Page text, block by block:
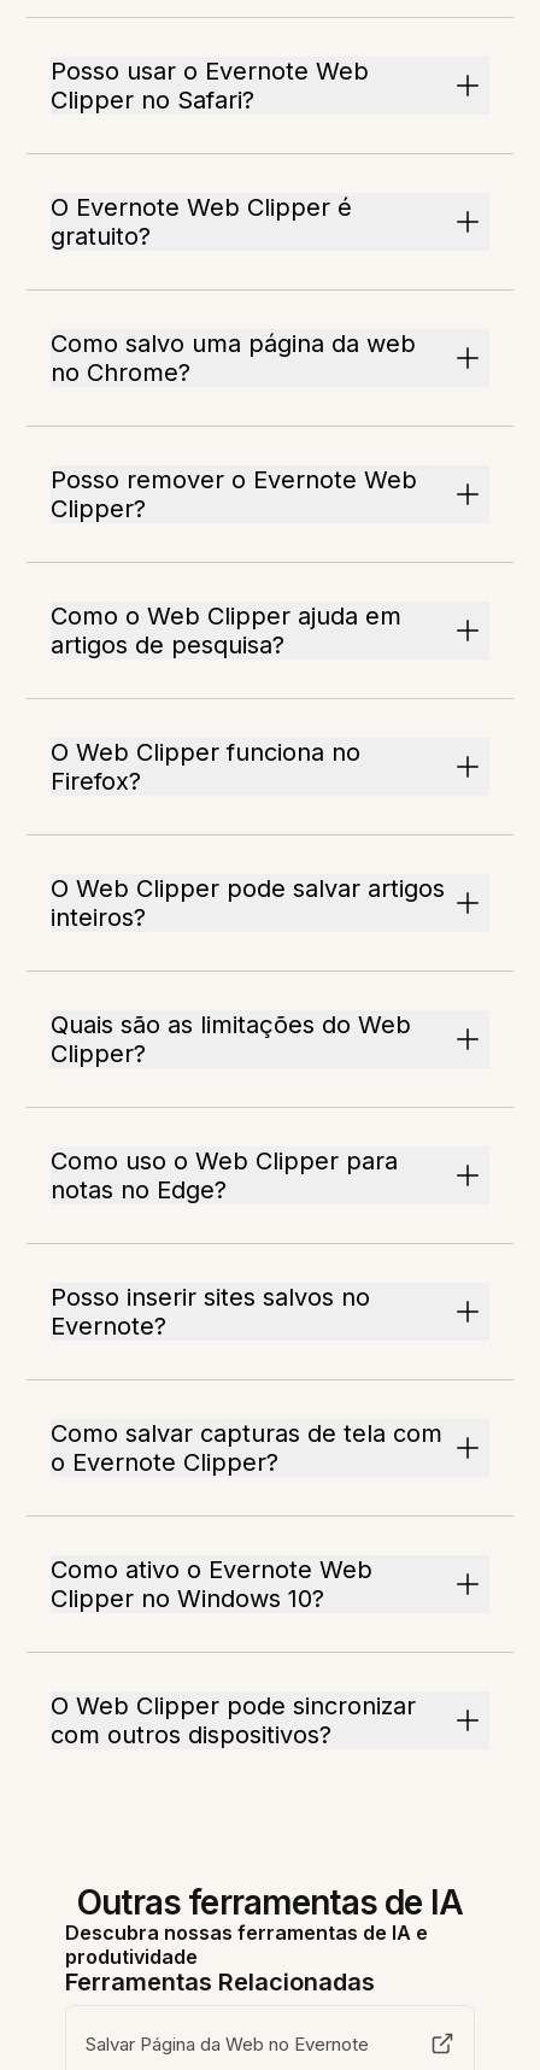
Posso usar o Evernote Web
Clipper no Safari?
O Evernote Web Clipper é
gratuito?
Como salvo uma página da web
no Chrome?
Posso remover o Evernote Web
Clipper?
Como o Web Clipper ajuda em
artigos de pesquisa?
O Web Clipper funciona no
Firefox?
O Web Clipper pode salvar artigos
inteiros?
Quais são as limitações do Web
Clipper?
Como uso o Web Clipper para
notas no Edge?
Posso inserir sites salvos no
Evernote?
Como salvar capturas de tela com
o Evernote Clipper?
Como ativo o Evernote Web
Clipper no Windows 10?
O Web Clipper pode sincronizar
com outros dispositivos?
Outras ferramentas de IA
Descubra nossas ferramentas de IA e
produtividade
Ferramentas Relacionadas
Salvar Página da Web no Evernote